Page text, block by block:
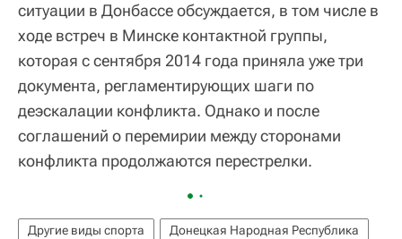
ситуации в Донбассе обсуждается, в том числе в
ходе встреч в Минске контактной группы,
которая с сентября 2014 года приняла уже три
документа, регламентирующих шаги по
деэскалации конфликта. Однако и после
соглашений о перемирии между сторонами
конфликта продолжаются перестрелки.
Другие виды спорта Донецкая Народная Республика